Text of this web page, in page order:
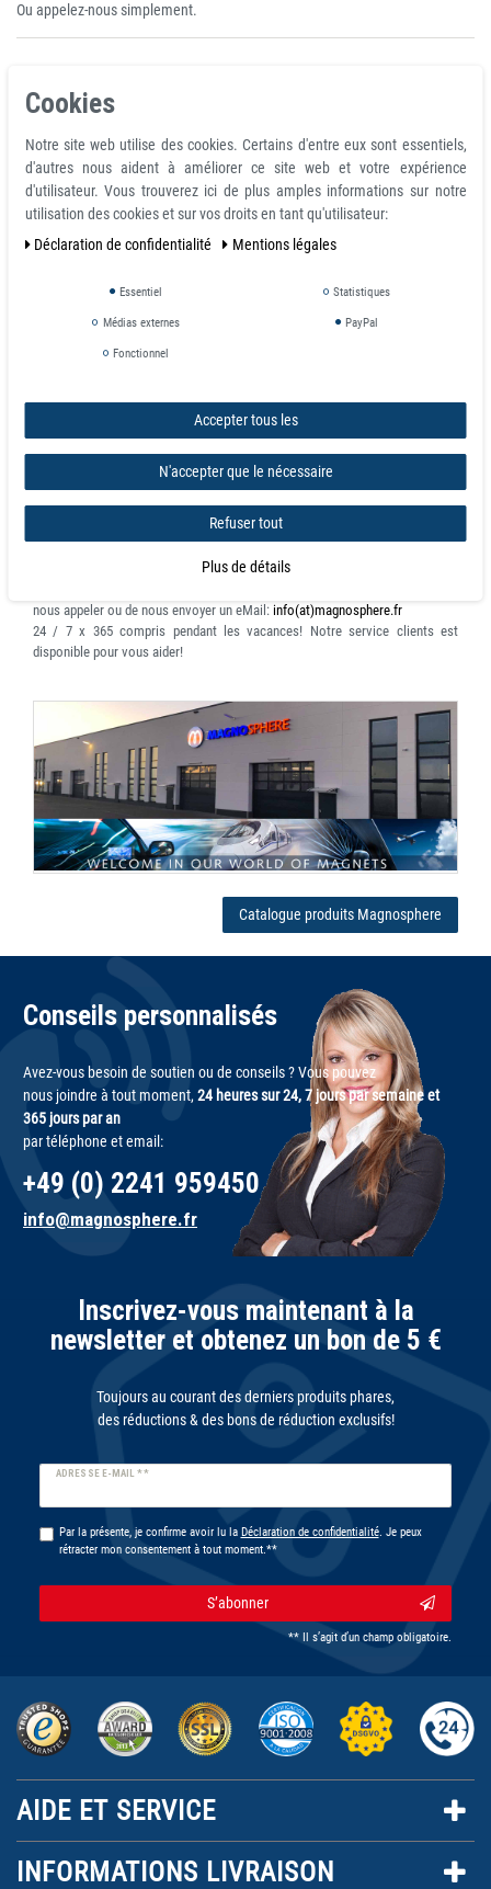
Ou appelez-nous simplement.
ROHS-Directrice
Magnosphere est conforme à la directive RoHS. Cet
article concerne la directive européenne RoHS Restriction de 2002/95
/ CE - RoHS - de substances dangereuses) sur la limitation de
l'utilisation de certaines substances dangereuses dans les
enregistrement selon REACH.
+49 (0) 2241 959450
Telefax:+49.2241.9594520
comprenons que sans nos clients, nous n'existerions pas. Si vous avez des
nous appeler ou de nous envoyer un eMail: info(at)magnosphere.fr
24 / 7 x 365compris pendant les vacances! Notre service clients est
disponible pour vous aider!
Catalogue produits Magnosphere
Conseils personnalisés
Avez-vous besoin de soutien ou de conseils ? Vous pouvez
nous joindre à tout moment, 24 heures sur 24, 7 jours par semaine et
365 jours par an
par téléphone et email:
+49 (0) 2241 959450
info@magnosphere.fr
Inscrivez-vous maintenant à la
newsletter et obtenez un bon de 5 €
Toujours au courant des derniers produits phares,
des réductions & des bons de réduction exclusifs!
ADRESSE E-MAIL **
Ceres::Template.newsletterHoneypotLabel
Par la présente, je confirme avoir lu la Déclaration de confidentialité. Je peux
rétracter mon consentement à tout moment.**
S’abonner
** Il s’agit d’un champ obligatoire.
AIDE ET SERVICE
INFORMATIONS LIVRAISON
Cookies
Notre site web utilise des cookies. Certains d'entre eux sont essentiels,
d'autres nous aident à améliorer ce site web et votre expérience
d'utilisateur. Vous trouverez ici de plus amples informations sur notre
utilisation des cookies et sur vos droits en tant qu'utilisateur:
Déclaration de confidentialité
Mentions légales
Essentiel Statistiques
Médias externes PayPal
Fonctionnel
Accepter tous les
N'accepter que le nécessaire
Refuser tout
Plus de détails